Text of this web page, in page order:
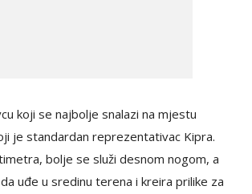
koji se najbolje snalazi na mjestu
je standardan reprezentativac Kipra.
bolje se služi desnom nogom, a
uđe u sredinu terena i kreira prilike za